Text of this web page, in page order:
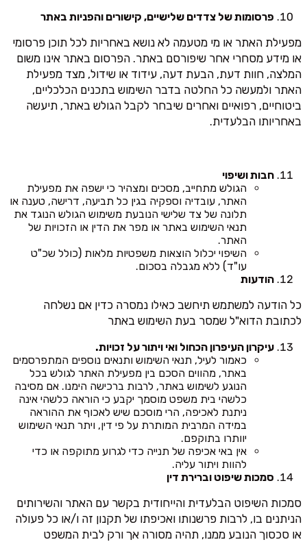
פרסומות של צדדים שלישיים, קישורים והפניות באתר
מפעילת האתר או מי מטעמה לא נושא באחריות לכל תוכן פרסומי
או מידע מסחרי אחר שיפורסם באתר. הפרסום באתר אינו משום
המלצה, חוות דעת, הבעת דעה, עידוד או שידול, מצד מפעילת
האתר ולמעשה כל החלטה בדבר השימוש בתכנים הכלכליים,
ביטוחיים, רפואיים ואחרים שיבחר לקבל הגולש באתר, תיעשה
באחריותו הבלעדית.
חבות ושיפוי
הגולש מתחייב, מסכים ומצהיר כי ישפה את מפעילת
האתר, עובדיה וספקיה בגין כל תביעה, דרישה, טענה או
תלונה של צד שלישי הנובעת משימוש הגולש הנוגד את
תנאי השימוש באתר או מפר את הדין או הזכויות של
האתר.
השיפוי יכלול הוצאות משפטיות מלאות (כולל שכ"ט
עו"ד) ללא מגבלה בסכום.
הודעות
כל הודעה למשתמש תיחשב כאילו נמסרה כדין אם נשלחה
לכתובת הדוא"ל שמסר בעת השימוש באתר
עיקרון העיפרון הכחול ואי ויתור על זכויות.
כאמור לעיל, תנאי השימוש ותנאים נוספים המתפרסמים
באתר, מהווים הסכם בין מפעילת האתר לגולש בכל
הנוגע לשימוש באתר, לרבות ברכישה הימנו. אם מסיבה
כלשהי בית משפט מוסמך יקבע כי הוראה כלשהי אינה
ניתנת לאכיפה, הרי מוסכם שיש לאכוף את ההוראה
במידה המרבית המותרת על פי דין, ויתר תנאי השימוש
יוותרו בתוקפם.
אין באי אכיפה של תנייה כדי לגרוע מתוקפה או כדי
להוות ויתור עליה.
סמכות שיפוט וברירת דין
סמכות השיפוט הבלעדית והייחודית בקשר עם האתר והשירותים
הניתנים בו, לרבות פרשנותו ואכיפתו של תקנון זה ו/או כל פעולה
או סכסוך הנובע ממנו, תהיה מסורה אך ורק לבית המשפט